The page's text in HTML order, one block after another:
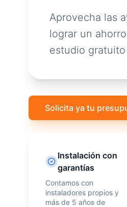
Aprovecha las
lograr un
estudio
Solicita ya tu
Instalación con
garantías
Contamos con
instaladores propios y
más de 5 años de